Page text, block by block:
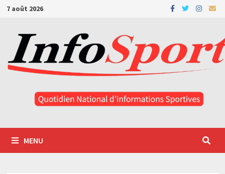
Passer
contenu
7 août 2026
MENU